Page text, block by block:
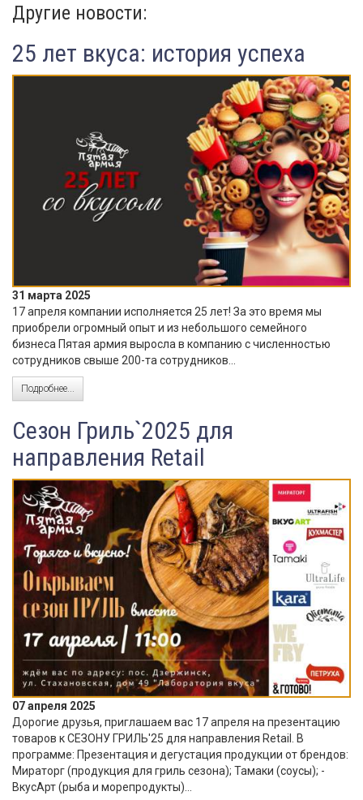
Другие новости:
25 лет вкуса: история успеха
31 марта 2025
17 апреля компании исполняется 25 лет! За это время мы
приобрели огромный опыт и из небольшого семейного
бизнеса Пятая армия выросла в компанию с численностью
сотрудников свыше 200-та сотрудников...
Подробнее...
Сезон Гриль`2025 для
направления Retail
07 апреля 2025
Дорогие друзья, приглашаем вас 17 апреля на презентацию
товаров к СЕЗОНУ ГРИЛЬ'25 для направления Retail. В
программе: Презентация и дегустация продукции от брендов:
Мираторг (продукция для гриль сезона); Тамаки (соусы); -
ВкусАрт (рыба и морепродукты)...